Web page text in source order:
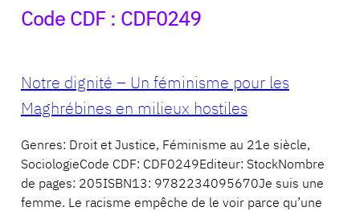
Code CDF : CDF0249
Notre dignité – Un féminisme pour les
Maghrébines en milieux hostiles
Genres: Droit et Justice, Féminisme au 21e siècle,
SociologieCode CDF: CDF0249Editeur: StockNombre
de pages: 205ISBN13: 9782234095670Je suis une
femme. Le racisme empêche de le voir parce qu’une